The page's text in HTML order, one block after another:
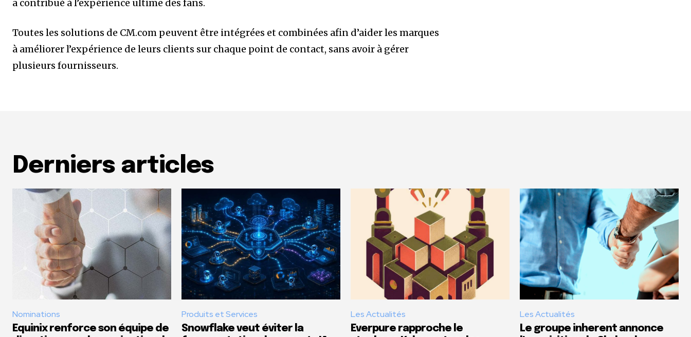
a contribué à l’expérience ultime des fans.
Toutes les solutions de CM.com peuvent être intégrées et combinées afin d’aider les marques
à améliorer l’expérience de leurs clients sur chaque point de contact, sans avoir à gérer
plusieurs fournisseurs.
Derniers articles
Nominations
Equinix renforce son équipe de
Produits et Services
Snowflake veut éviter la
Les Actualités
Everpure rapproche le
Les Actualités
Le groupe inherent annonce